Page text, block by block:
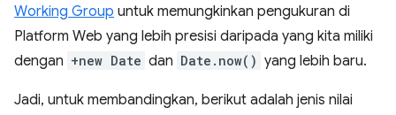
Working Group untuk memungkinkan pengukuran di
Platform Web yang lebih presisi daripada yang kita miliki
dengan +new Date dan Date.now() yang lebih baru.
Jadi, untuk membandingkan, berikut adalah jenis nilai